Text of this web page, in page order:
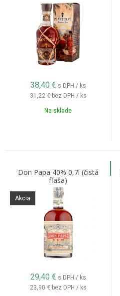
38,40 € s DPH / ks
31,22 € bez DPH / ks
Na sklade
Don Papa 40% 0,7l (čistá
fľaša)
Akcia
29,40 € s DPH / ks
23,90 € bez DPH / ks